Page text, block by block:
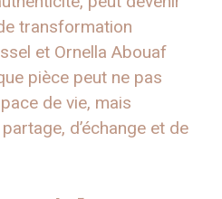
transformation
et Ornella Abouaf
pièce peut ne pas
de vie, mais
d’échange et de